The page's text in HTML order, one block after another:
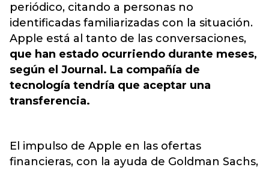
periódico, citando a personas no
identificadas familiarizadas con la situación.
Apple está al tanto de las conversaciones,
que han estado ocurriendo durante meses,
según el Journal. La compañía de
tecnología tendría que aceptar una
transferencia.
El impulso de Apple en las ofertas
financieras, con la ayuda de Goldman Sachs,